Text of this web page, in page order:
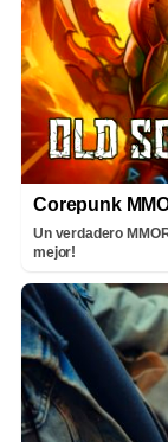
Corepunk
Un verdadero
mejor!